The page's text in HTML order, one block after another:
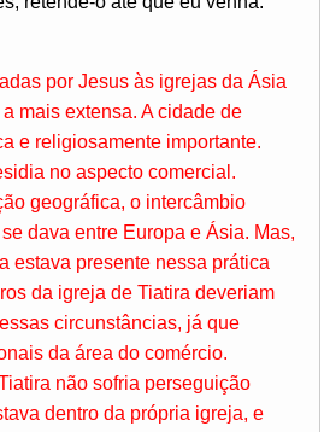
por Jesus às igrejas da Ásia
mais extensa. A cidade de
e religiosamente importante.
no aspecto comercial.
geográfica, o intercâmbio
dava entre Europa e Ásia. Mas,
estava presente nessa prática
da igreja de Tiatira deveriam
circunstâncias, já que
da área do comércio.
não sofria perseguição
dentro da própria igreja, e